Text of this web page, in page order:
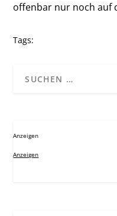
offenbar nur noch auf
Tags:
Anzeigen
Anzeigen